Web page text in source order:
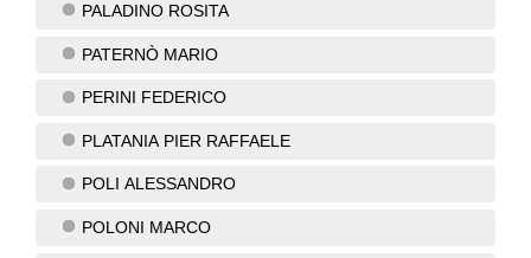
PALADINO ROSITA
PATERNÒ MARIO
PERINI FEDERICO
PLATANIA PIER RAFFAELE
POLI ALESSANDRO
POLONI MARCO